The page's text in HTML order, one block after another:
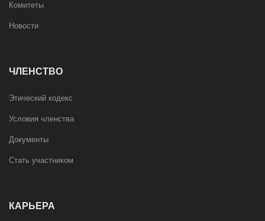
Комитеты
Новости
ЧЛЕНСТВО
Этический кодекс
Условия членства
Документы
Стать участником
КАРЬЕРА